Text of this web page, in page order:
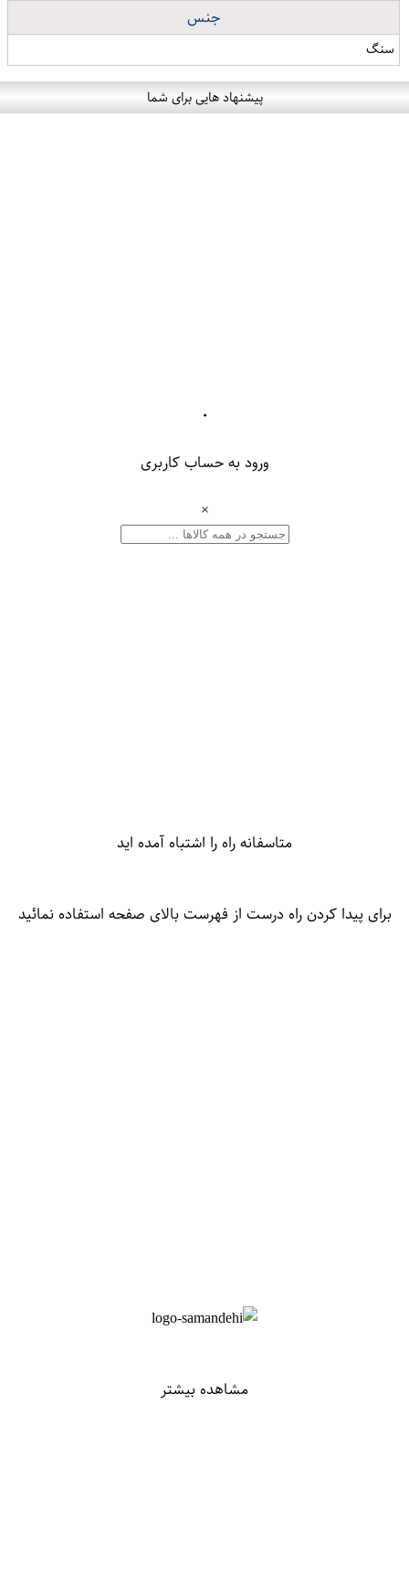
جنس
سنگ
پیشنهاد هایی برای شما
۰
ورود به حساب کاربری
×
متاسفانه راه را اشتباه آمده اید
برای پیدا کردن راه درست از فهرست بالای صفحه استفاده نمائید
مشاهده بیشتر